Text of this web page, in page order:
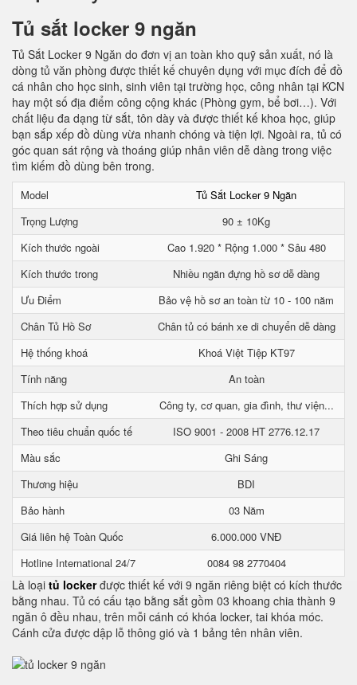
Tủ sắt locker 9 ngăn
Tủ Sắt Locker 9 Ngăn do đơn vị an toàn kho quỹ sản xuất, nó là
dòng tủ văn phòng được thiết kế chuyên dụng với mục đích để đồ
cá nhân cho học sinh, sinh viên tại trường học, công nhân tại KCN
hay một số địa điểm công cộng khác (Phòng gym, bể bơi…). Với
chất liệu đa dạng từ sắt, tôn dày và được thiết kế khoa học, giúp
bạn sắp xếp đồ dùng vừa nhanh chóng và tiện lợi. Ngoài ra, tủ có
góc quan sát rộng và thoáng giúp nhân viên dễ dàng trong việc
tìm kiếm đồ dùng bên trong.
Model
Tủ Sắt Locker 9 Ngăn
Trọng Lượng
90 ± 10Kg
Kích thước ngoài
Cao 1.920 * Rộng 1.000 * Sâu 480
Kích thước trong
Nhiều ngăn đựng hồ sơ dễ dàng
Ưu Điểm
Bảo vệ hồ sơ an toàn từ 10 - 100 năm
Chân Tủ Hồ Sơ
Chân tủ có bánh xe di chuyển dễ dàng
Hệ thống khoá
Khoá Việt Tiệp KT97
Tính năng
An toàn
Thích hợp sử dụng
Công ty, cơ quan, gia đình, thư viện...
Theo tiêu chuẩn quốc tế
ISO 9001 - 2008 HT 2776.12.17
Màu sắc
Ghi Sáng
Thương hiệu
BDI
Bảo hành
03 Năm
Giá liên hệ Toàn Quốc
6.000.000 VNĐ
Hotline International 24/7
0084 98 2770404
Là loại tủ lockerđược thiết kế với 9 ngăn riêng biệt có kích thước
bằng nhau. Tủ có cấu tạo bằng sắt gồm 03 khoang chia thành 9
ngăn ô đều nhau, trên mỗi cánh có khóa locker, tai khóa móc.
Cánh cửa được dập lỗ thông gió và 1 bảng tên nhân viên.